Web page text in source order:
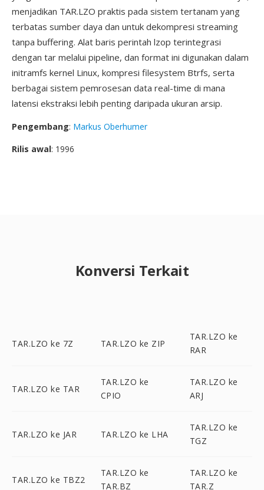
menjadikan TAR.LZO praktis pada sistem tertanam yang
terbatas sumber daya dan untuk dekompresi streaming
tanpa buffering. Alat baris perintah lzop terintegrasi
dengan tar melalui pipeline, dan format ini digunakan dalam
initramfs kernel Linux, kompresi filesystem Btrfs, serta
berbagai sistem pemrosesan data real-time di mana
latensi ekstraksi lebih penting daripada ukuran arsip.
Pengembang: Markus Oberhumer
Rilis awal: 1996
Konversi Terkait
TAR.LZO ke 7Z TAR.LZO ke ZIP
TAR.LZO ke
RAR
TAR.LZO ke TAR
TAR.LZO ke
CPIO
TAR.LZO ke
ARJ
TAR.LZO ke JAR TAR.LZO ke LHA
TAR.LZO ke
TGZ
TAR.LZO ke TBZ2
TAR.LZO ke
TAR.BZ
TAR.LZO ke
TAR.Z